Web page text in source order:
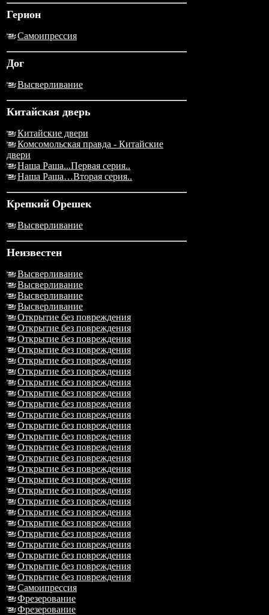
Герион
Самоипрессия
Дог
Высверливание
Китайская дверь
Китайские двери
Комсомольская правда - Китайские
двери
Наша Раша...Первая серия..
Наша Раша…Вторая серия..
Крепкий Орешек
Высверливание
Неизвестен
Высверливание
Высверливание
Высверливание
Высверливание
Открытие без повреждения
Открытие без повреждения
Открытие без повреждения
Открытие без повреждения
Открытие без повреждения
Открытие без повреждения
Открытие без повреждения
Открытие без повреждения
Открытие без повреждения
Открытие без повреждения
Открытие без повреждения
Открытие без повреждения
Открытие без повреждения
Открытие без повреждения
Открытие без повреждения
Открытие без повреждения
Открытие без повреждения
Открытие без повреждения
Открытие без повреждения
Открытие без повреждения
Открытие без повреждения
Открытие без повреждения
Открытие без повреждения
Открытие без повреждения
Открытие без повреждения
Самоипрессия
Фрезерование
Фрезерование